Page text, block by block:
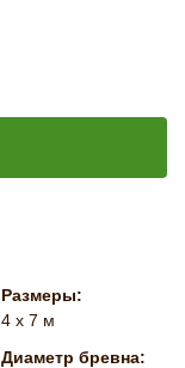
Размеры:
4 х 7 м
Диаметр бревна: